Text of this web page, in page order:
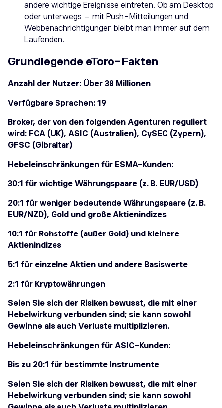
andere wichtige Ereignisse eintreten. Ob am Desktop
oder unterwegs – mit Push-Mitteilungen und
Webbenachrichtigungen bleibt man immer auf dem
Laufenden.
Grundlegende eToro-Fakten
Anzahl der Nutzer: Über 38 Millionen
Verfügbare Sprachen: 19
Broker, der von den folgenden Agenturen reguliert
wird: FCA (UK), ASIC (Australien), CySEC (Zypern),
GFSC (Gibraltar)
Hebeleinschränkungen für ESMA-Kunden:
30:1 für wichtige Währungspaare (z. B. EUR/USD)
20:1 für weniger bedeutende Währungspaare (z. B.
EUR/NZD), Gold und große Aktienindizes
10:1 für Rohstoffe (außer Gold) und kleinere
Aktienindizes
5:1 für einzelne Aktien und andere Basiswerte
2:1 für Kryptowährungen
Seien Sie sich der Risiken bewusst, die mit einer
Hebelwirkung verbunden sind; sie kann sowohl
Gewinne als auch Verluste multiplizieren.
Hebeleinschränkungen für ASIC-Kunden:
Bis zu 20:1 für bestimmte Instrumente
Seien Sie sich der Risiken bewusst, die mit einer
Hebelwirkung verbunden sind; sie kann sowohl